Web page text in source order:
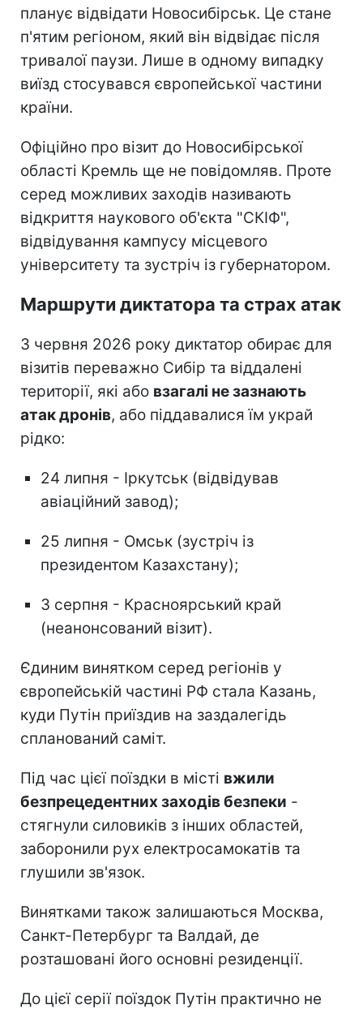
планує відвідати Новосибірськ. Це стане
п'ятим регіоном, який він відвідає після
тривалої паузи. Лише в одному випадку
виїзд стосувався європейської частини
країни.
Офіційно про візит до Новосибірської
області Кремль ще не повідомляв. Проте
серед можливих заходів називають
відкриття наукового об'єкта "СКІФ",
відвідування кампусу місцевого
університету та зустріч із губернатором.
Маршрути диктатора та страх атак
З червня 2026 року диктатор обирає для
візитів переважно Сибір та віддалені
території, які або взагалі не зазнають
атак дронів, або піддавалися їм украй
рідко:
24 липня - Іркутськ (відвідував
авіаційний завод);
25 липня - Омськ (зустріч із
президентом Казахстану);
3 серпня - Красноярський край
(неанонсований візит).
Єдиним винятком серед регіонів у
європейській частині РФ стала Казань,
куди Путін приїздив на заздалегідь
спланований саміт.
Під час цієї поїздки в місті вжили
безпрецедентних заходів безпеки -
стягнули силовиків з інших областей,
заборонили рух електросамокатів та
глушили зв'язок.
Винятками також залишаються Москва,
Санкт-Петербург та Валдай, де
розташовані його основні резиденції.
До цієї серії поїздок Путін практично не